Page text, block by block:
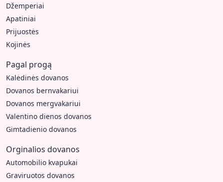
Džemperiai
Apatiniai
Prijuostės
Kojinės
Pagal progą
Kalėdinės dovanos
Dovanos bernvakariui
Dovanos mergvakariui
Valentino dienos dovanos
Gimtadienio dovanos
Orginalios dovanos
Automobilio kvapukai
Graviruotos dovanos